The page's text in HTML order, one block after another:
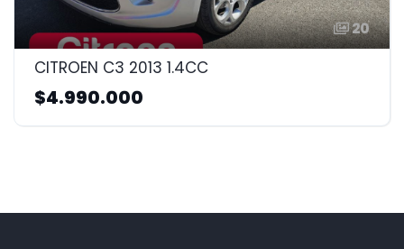
20
CITROEN C3 2013 1.4CC
$4.990.000